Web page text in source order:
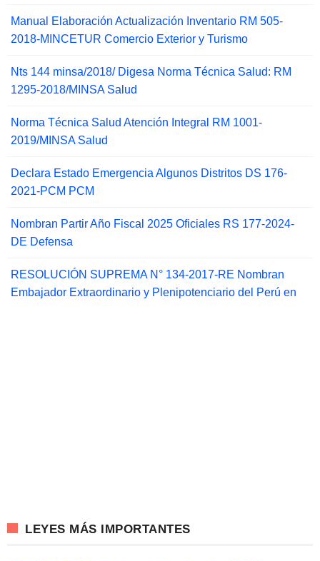
Manual Elaboración Actualización Inventario RM 505-
2018-MINCETUR Comercio Exterior y Turismo
Nts 144 minsa/2018/ Digesa Norma Técnica Salud: RM
1295-2018/MINSA Salud
Norma Técnica Salud Atención Integral RM 1001-
2019/MINSA Salud
Declara Estado Emergencia Algunos Distritos DS 176-
2021-PCM PCM
Nombran Partir Año Fiscal 2025 Oficiales RS 177-2024-
DE Defensa
RESOLUCIÓN SUPREMA N° 134-2017-RE Nombran
Embajador Extraordinario y Plenipotenciario del Perú en
LEYES MÁS IMPORTANTES